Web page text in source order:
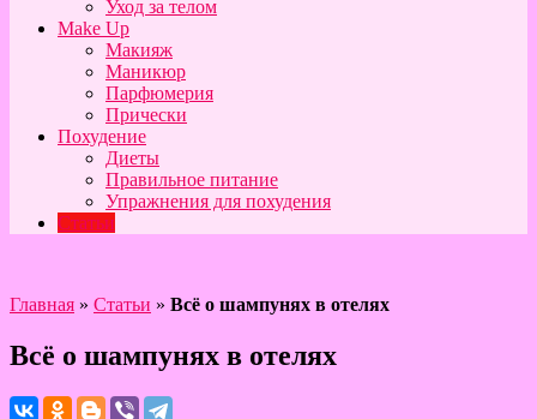
Уход за телом
Make Up
Макияж
Маникюр
Парфюмерия
Прически
Похудение
Диеты
Правильное питание
Упражнения для похудения
Статьи
Главная » Статьи » Всё о шампунях в отелях
Всё о шампунях в отелях